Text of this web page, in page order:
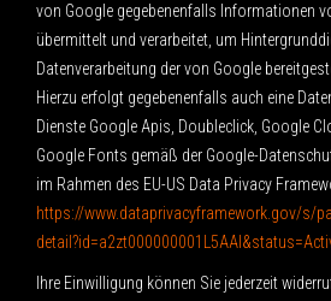
von Google gegebenenfalls Informationen
übermittelt und verarbeitet, um
Datenverarbeitung der von Google
Hierzu erfolgt gegebenenfalls auch eine
Dienste Google Apis, Doubleclick, Google
Google Fonts gemäß der Google-
im Rahmen des EU-US Data Privacy
https://www.dataprivacyframework.gov/s/
Ihre Einwilligung können Sie jederzeit